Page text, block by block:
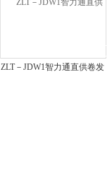
ZLT－JDW1智力通直供卷发